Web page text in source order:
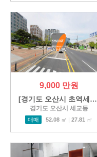
9,000 만원
[경기도 오산시 초역세권 오피…
경기도 오산시 세교동
매매 52.08 ㎡ | 27.81 ㎡